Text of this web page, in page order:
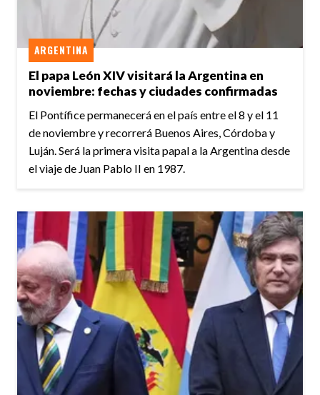
El papa León XIV visitará la Argentina en
noviembre: fechas y ciudades confirmadas
ARGENTINA
El Pontífice permanecerá en el país entre el 8 y el 11
de noviembre y recorrerá Buenos Aires, Córdoba y
Luján. Será la primera visita papal a la Argentina desde
el viaje de Juan Pablo II en 1987.